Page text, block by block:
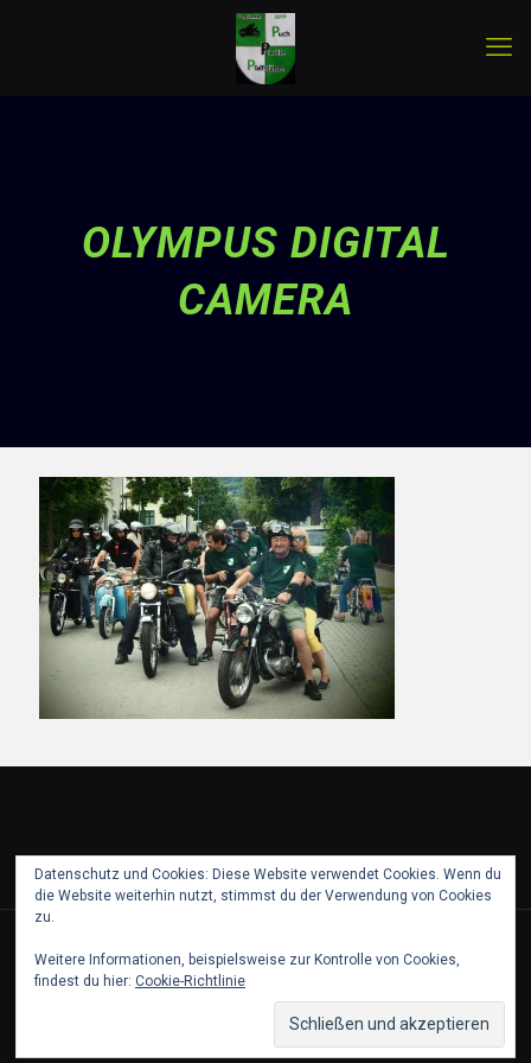
OLYMPUS DIGITAL
CAMERA
© 2018 puch partie pfaffstaetten. All Rights Reserved.
Partner
Kontakt & Impressum
Datenschutz und Cookies: Diese Website verwendet Cookies. Wenn du
die Website weiterhin nutzt, stimmst du der Verwendung von Cookies
zu.
Weitere Informationen, beispielsweise zur Kontrolle von Cookies,
findest du hier: Cookie-Richtlinie